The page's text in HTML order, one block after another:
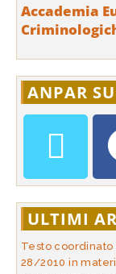
Accademia
ANPAR
ULTIMI
Testo coordinato
28/2010 in